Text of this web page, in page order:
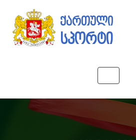
ქართული
სპორტი
navigation